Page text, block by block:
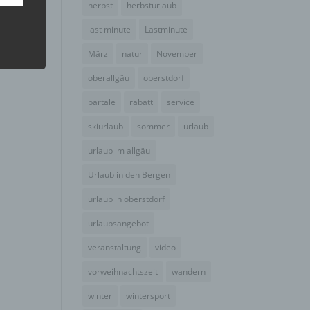
herbst herbsturlaub
last minute Lastminute
März natur November
oberallgäu oberstdorf
partale rabatt service
skiurlaub sommer urlaub
urlaub im allgäu
Urlaub in den Bergen
urlaub in oberstdorf
urlaubsangebot
veranstaltung video
vorweihnachtszeit wandern
winter wintersport
das